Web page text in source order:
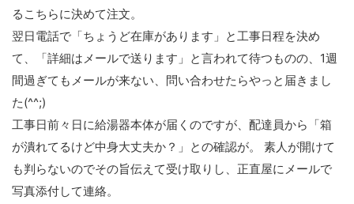
るこちらに決めて注文。
翌日電話で「ちょうど在庫があります」と工事日程を決め
て、「詳細はメールで送ります」と言われて待つものの、1週
間過ぎてもメールが来ない、問い合わせたらやっと届きまし
た(^^;)
工事日前々日に給湯器本体が届くのですが、配達員から「箱
が潰れてるけど中身大丈夫か？」との確認が。 素人が開けて
も判らないのでその旨伝えて受け取りし、正直屋にメールで
写真添付して連絡。